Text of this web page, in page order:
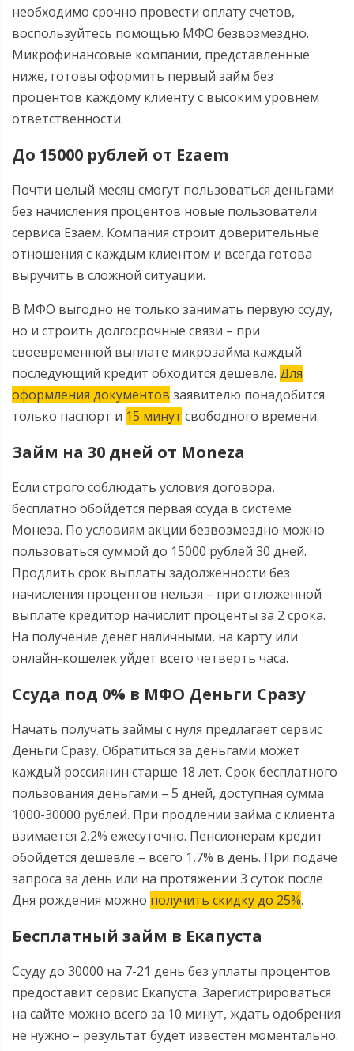
необходимо срочно провести оплату счетов,
воспользуйтесь помощью МФО безвозмездно.
Микрофинансовые компании, представленные
ниже, готовы оформить первый займ без
процентов каждому клиенту с высоким уровнем
ответственности.
До 15000 рублей от Ezaem
Почти целый месяц смогут пользоваться деньгами
без начисления процентов новые пользователи
сервиса Езаем. Компания строит доверительные
отношения с каждым клиентом и всегда готова
выручить в сложной ситуации.
В МФО выгодно не только занимать первую ссуду,
но и строить долгосрочные связи – при
своевременной выплате микрозайма каждый
последующий кредит обходится дешевле. Для
оформления документов заявителю понадобится
только паспорт и 15 минут свободного времени.
Займ на 30 дней от Moneza
Если строго соблюдать условия договора,
бесплатно обойдется первая ссуда в системе
Монеза. По условиям акции безвозмездно можно
пользоваться суммой до 15000 рублей 30 дней.
Продлить срок выплаты задолженности без
начисления процентов нельзя – при отложенной
выплате кредитор начислит проценты за 2 срока.
На получение денег наличными, на карту или
онлайн-кошелек уйдет всего четверть часа.
Ссуда под 0% в МФО Деньги Сразу
Начать получать займы с нуля предлагает сервис
Деньги Сразу. Обратиться за деньгами может
каждый россиянин старше 18 лет. Срок бесплатного
пользования деньгами – 5 дней, доступная сумма
1000-30000 рублей. При продлении займа с клиента
взимается 2,2% ежесуточно. Пенсионерам кредит
обойдется дешевле – всего 1,7% в день. При подаче
запроса за день или на протяжении 3 суток после
Дня рождения можно получить скидку до 25%.
Бесплатный займ в Екапуста
Ссуду до 30000 на 7-21 день без уплаты процентов
предоставит сервис Екапуста. Зарегистрироваться
на сайте можно всего за 10 минут, ждать одобрения
не нужно – результат будет известен моментально.